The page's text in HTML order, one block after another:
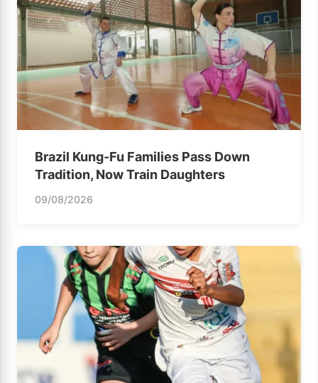
Brazil Kung-Fu Families Pass Down
Tradition, Now Train Daughters
09/08/2026